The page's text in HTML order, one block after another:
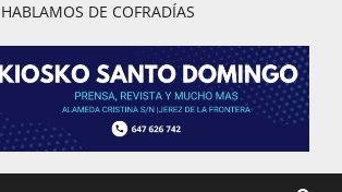
HABLAMOS DE COFRADÍAS